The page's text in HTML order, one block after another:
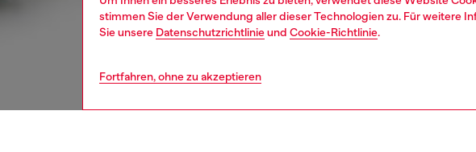
stimmen Sie der Verwendung aller dieser Technologien zu. Für weitere
Sie unsere Datenschutzrichtlinieund Cookie-Richtlinie.
Fortfahren, ohne zu akzeptieren